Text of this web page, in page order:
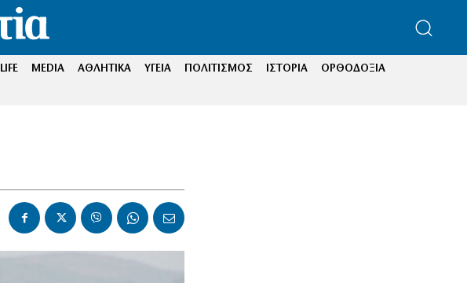
LIFE MEDIA ΑΘΛΗΤΙΚΑ ΥΓΕΙΑ ΠΟΛΙΤΙΣΜΟΣ ΙΣΤΟΡΙΑ
ΟΡΘΟΔΟΞΙΑ